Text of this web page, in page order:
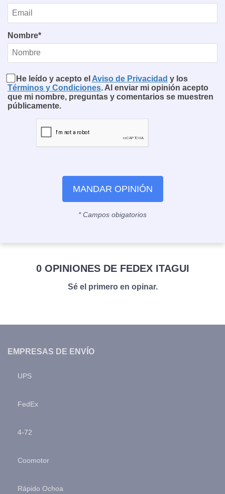
Nombre*
He leído y acepto el Aviso de Privacidad y los
Términos y Condiciones. Al enviar mi opinión acepto
que mi nombre, preguntas y comentarios se muestren
públicamente.
MANDAR OPINIÓN
* Campos obigatorios
0 OPINIONES DE FEDEX ITAGUI
Sé el primero en opinar.
EMPRESAS DE ENVÍO
UPS
FedEx
4-72
Coomotor
Rápido Ochoa